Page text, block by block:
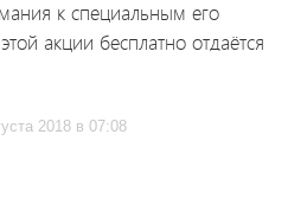
к специальным его
акции бесплатно отдаётся
2018 в 07:08